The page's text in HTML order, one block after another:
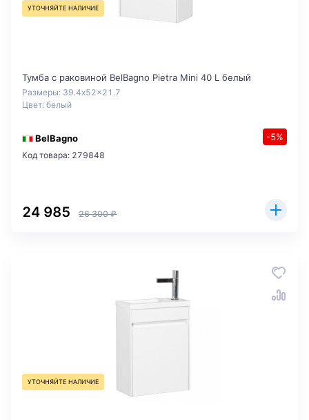
УТОЧНЯЙТЕ НАЛИЧИЕ
Тумба с раковиной BelBagno Pietra Mini 40 L белый
Размеры: 39.4x52x21.7
Цвет: белый
BelBagno -5%
Код товара: 279848
24 985 26 300 ₽
УТОЧНЯЙТЕ НАЛИЧИЕ